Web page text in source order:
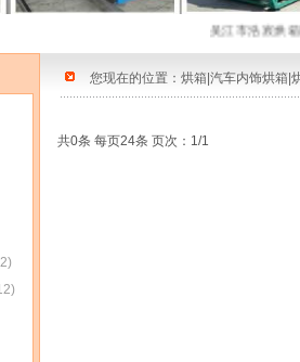
您现在的位置： 烘箱|汽车内饰烘箱|
共0条 每页24条 页次：1/1
吴江市浩宸烘箱